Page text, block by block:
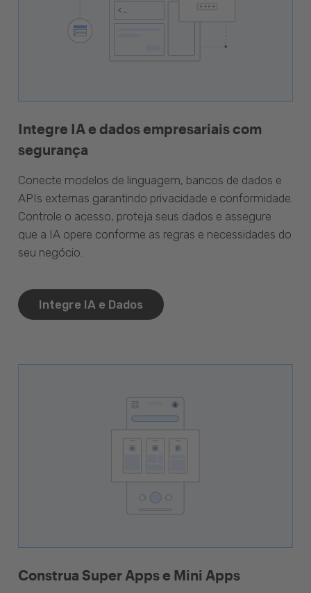
Integre IA e dados empresariais com
segurança
Conecte modelos de linguagem, bancos de dados e
APIs externas garantindo privacidade e conformidade.
Controle o acesso, proteja seus dados e assegure
que a IA opere conforme as regras e necessidades do
seu negócio.
Integre IA e Dados
Construa Super Apps e Mini Apps